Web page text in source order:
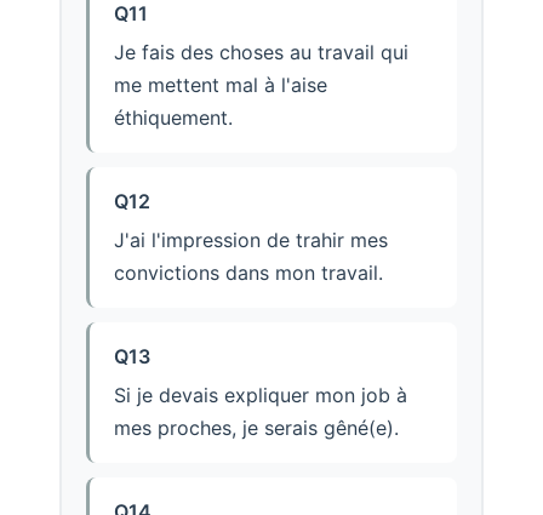
Q11
Je fais des choses au travail qui
me mettent mal à l'aise
éthiquement.
Q12
J'ai l'impression de trahir mes
convictions dans mon travail.
Q13
Si je devais expliquer mon job à
mes proches, je serais gêné(e).